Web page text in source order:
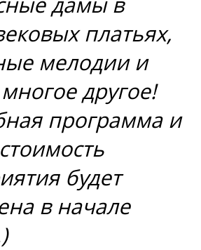
платьях,
мелодии и
другое!
программа и
будет
в начале